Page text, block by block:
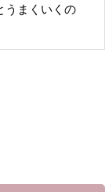
うまくいくの